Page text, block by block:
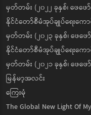
မှတ်တမ်း (၂၀၂၂ ခုနှစ်၊ ဖေဖေ
နိုင်ငံတော်စီမံအုပ်ချုပ်ရေးက
မှတ်တမ်း (၂၀၂၃ ခုနှစ်၊ ဖေဖေ
နိုင်ငံတော်စီမံအုပ်ချုပ်ရေး
မှတ်တမ်း (၂၀၂၁ ခုနှစ်၊ ဖေဖ
မြန်မာ့အလင်း
ကြေးမုံ
The Global New Light Of